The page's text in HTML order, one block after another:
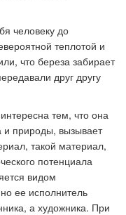
человеку до
теплотой и
что береза забирает
друг другу
тем, что она
и природы, вызывает
такой материал,
потенциала
видом
ее исполнитель
а художника. При